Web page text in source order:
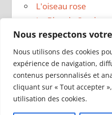
Nous respectons
Nous utilisons des cookies
expérience de navigation,
contenus personnalisés et
cliquant sur « Tout accepter
utilisation des cookies.
L'oiseau rose
Le Blog de Sarah
Le sac a dos
Madame Oreille
Voyages et